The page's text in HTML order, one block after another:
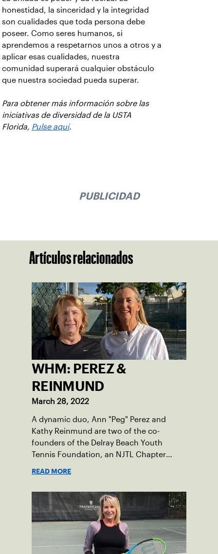
honestidad, la sinceridad y la integridad
son cualidades que toda persona debe
poseer. Como seres humanos, si
aprendemos a respetarnos unos a otros y a
aplicar esas cualidades, nuestra
comunidad superará cualquier obstáculo
que nuestra sociedad pueda superar.
Para obtener más información sobre las
iniciativas de diversidad de la USTA
Florida, Pulse aquí.
PUBLICIDAD
Artículos relacionados
WHM: PEREZ &
REINMUND
March 28, 2022
A dynamic duo, Ann "Peg" Perez and
Kathy Reinmund are two of the co-
founders of the Delray Beach Youth
Tennis Foundation, an NJTL Chapter
life skills.
READ MORE